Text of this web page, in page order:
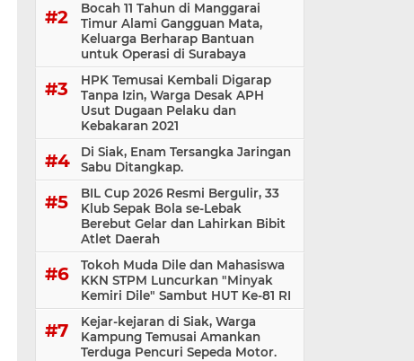
Bocah 11 Tahun di Manggarai
Timur Alami Gangguan Mata,
Keluarga Berharap Bantuan
untuk Operasi di Surabaya
HPK Temusai Kembali Digarap
Tanpa Izin, Warga Desak APH
Usut Dugaan Pelaku dan
Kebakaran 2021
Di Siak, Enam Tersangka Jaringan
Sabu Ditangkap.
BIL Cup 2026 Resmi Bergulir, 33
Klub Sepak Bola se-Lebak
Berebut Gelar dan Lahirkan Bibit
Atlet Daerah
Tokoh Muda Dile dan Mahasiswa
KKN STPM Luncurkan "Minyak
Kemiri Dile" Sambut HUT Ke-81 RI
Kejar-kejaran di Siak, Warga
Kampung Temusai Amankan
Terduga Pencuri Sepeda Motor.